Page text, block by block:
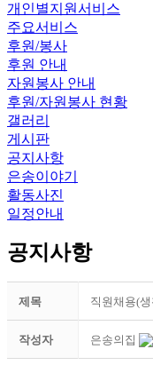
개인별지원서비스
주요서비스
후원/봉사
후원 안내
자원봉사 안내
후원/자원봉사 현황
갤러리
게시판
공지사항
은송이야기
활동사진
일정안내
공지사항
제목 직원채용(
작성자 은송의집